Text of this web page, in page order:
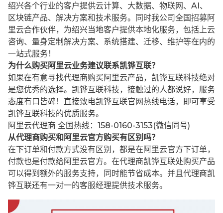
绍兴各个行业的客户提供云计算、大数据、物联网、AI、
区块链产品、解决方案和技术服务。同时我公司全国招募阿
里云合作伙伴，为绍兴当地客户提供本地化服务，包括上云
咨询、量身定制解决方案、系统搭建、迁移、维护等在内的
一站式服务！
为什么购买阿里云业务建议联系凯铧互联？
如果在有意寻找代理商购买阿里云产品，凯铧互联科技绝对
是您优秀的选择。凯铧互联科技，接触过的人都说好，服务
态度有口皆碑！直接致电凯铧互联官网热线电话，即可享受
凯铧互联科技的优质服务。
阿里云代理商 全国热线：158-0160-3153(微信同号)
从代理商购买和阿里云官方购买有区别吗？
在下订单和付款方式没有区别，都是在阿里云官方下订单，
付款也是付款给阿里云官方。在代理商凯铧互联处购买产品
可以得到额外的服务支持，同时能节省成本。并且代理商凯
铧互联还有一对一的客服经理提供技术服务。